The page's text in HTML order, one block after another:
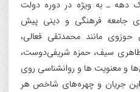
دهه ـ به ویژه در دوره دولت
جامعه فرهنگی و دینی پیش
حوزوی مانند محمدتقی فعالی،
سیف، حمزه شریفی‌دوست،
و معنویت ها و روانشناسی روی
این جریان و چهره‌های شاخص هر